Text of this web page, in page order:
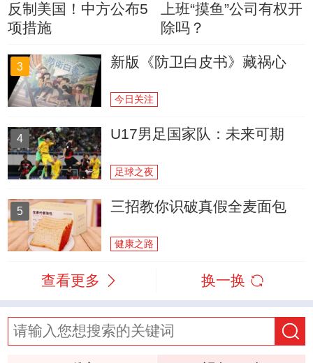
反制美国！中方公布5
项措施
上班“摸鱼”公司有权开
除吗？
3 新版《防卫白皮书》藏祸心
今日关注
4 U17男足国家队：未来可期
足球之夜
5 三招教你识破真假全麦面包
健康之路
查看更多 换一换